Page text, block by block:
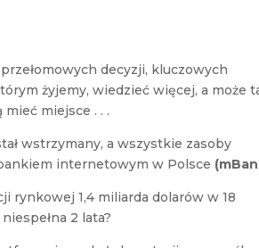
decyzji, kluczowych
żyjemy, wiedzieć więcej, a może
miejsce . . .
wstrzymany, a wszystkie zasoby
internetowym w Polsce
rynkowej 1,4 miliarda dolarów w 18
2 lata?